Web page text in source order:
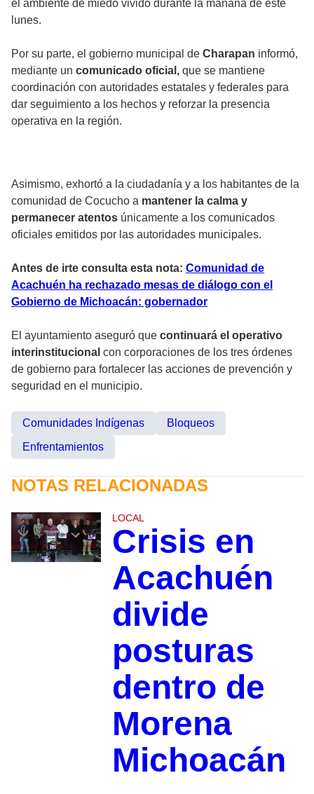
el ambiente de miedo vivido durante la mañana de este
lunes.
Por su parte, el gobierno municipal de Charapan informó,
mediante un comunicado oficial, que se mantiene
coordinación con autoridades estatales y federales para
dar seguimiento a los hechos y reforzar la presencia
operativa en la región.
Asimismo, exhortó a la ciudadanía y a los habitantes de la
comunidad de Cocucho a mantener la calma y
permanecer atentos únicamente a los comunicados
oficiales emitidos por las autoridades municipales.
Antes de irte consulta esta nota: Comunidad de
Acachuén ha rechazado mesas de diálogo con el
Gobierno de Michoacán: gobernador
El ayuntamiento aseguró que continuará el operativo
interinstitucional con corporaciones de los tres órdenes
de gobierno para fortalecer las acciones de prevención y
seguridad en el municipio.
Comunidades Indígenas
Bloqueos
Enfrentamientos
NOTAS RELACIONADAS
LOCAL
Crisis en
Acachuén
divide
posturas
dentro de
Morena
Michoacán